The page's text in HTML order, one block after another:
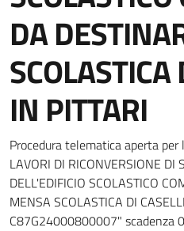
DA
SCOLASTICA
IN PITTARI
Dettagli della
Procedura telematica aperta per
LAVORI DI RICONVERSIONE DI
DELL'EDIFICIO SCOLASTICO
MENSA SCOLASTICA DI
C87G24000800007" scadenza